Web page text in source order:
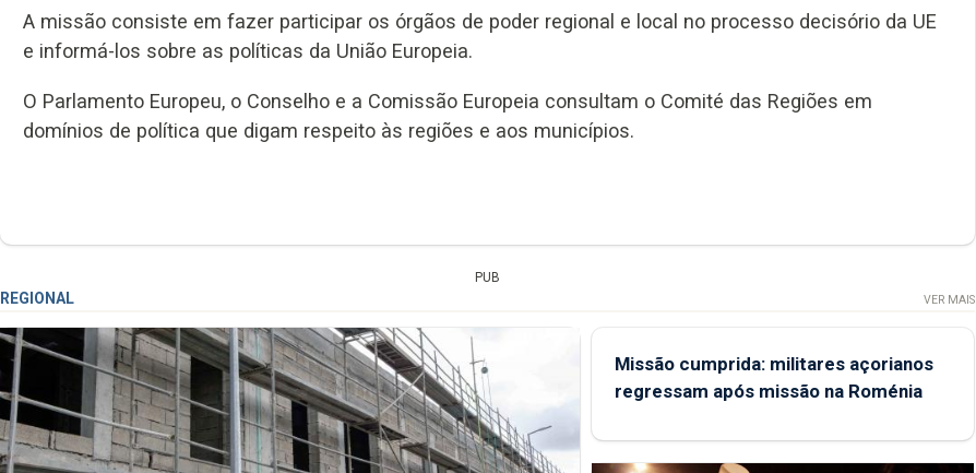
A missão consiste em fazer participar os órgãos de poder regional e local no processo decisório da UE
e informá-los sobre as políticas da União Europeia.
O Parlamento Europeu, o Conselho e a Comissão Europeia consultam o Comité das Regiões em
domínios de política que digam respeito às regiões e aos municípios.
PUB
REGIONAL VER MAIS
Missão cumprida: militares açorianos
regressam após missão na Roménia